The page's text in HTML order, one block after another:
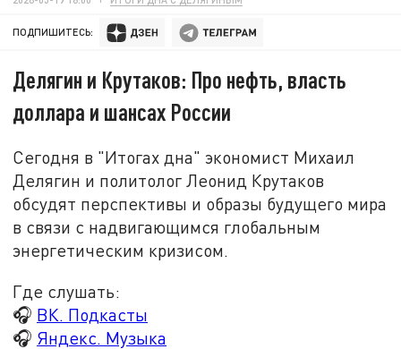
ПОДПИШИТЕСЬ:
Делягин и Крутаков: Про нефть, власть
доллара и шансах России
Сегодня в "Итогах дна" экономист Михаил
Делягин и политолог Леонид Крутаков
обсудят перспективы и образы будущего мира
в связи с надвигающимся глобальным
энергетическим кризисом.
Где слушать:
🎧 ВК. Подкасты
🎧 Яндекс. Музыка